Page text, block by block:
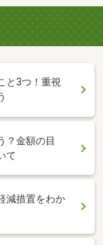
と3つ！重視
？金額の目
て
減措置をわか